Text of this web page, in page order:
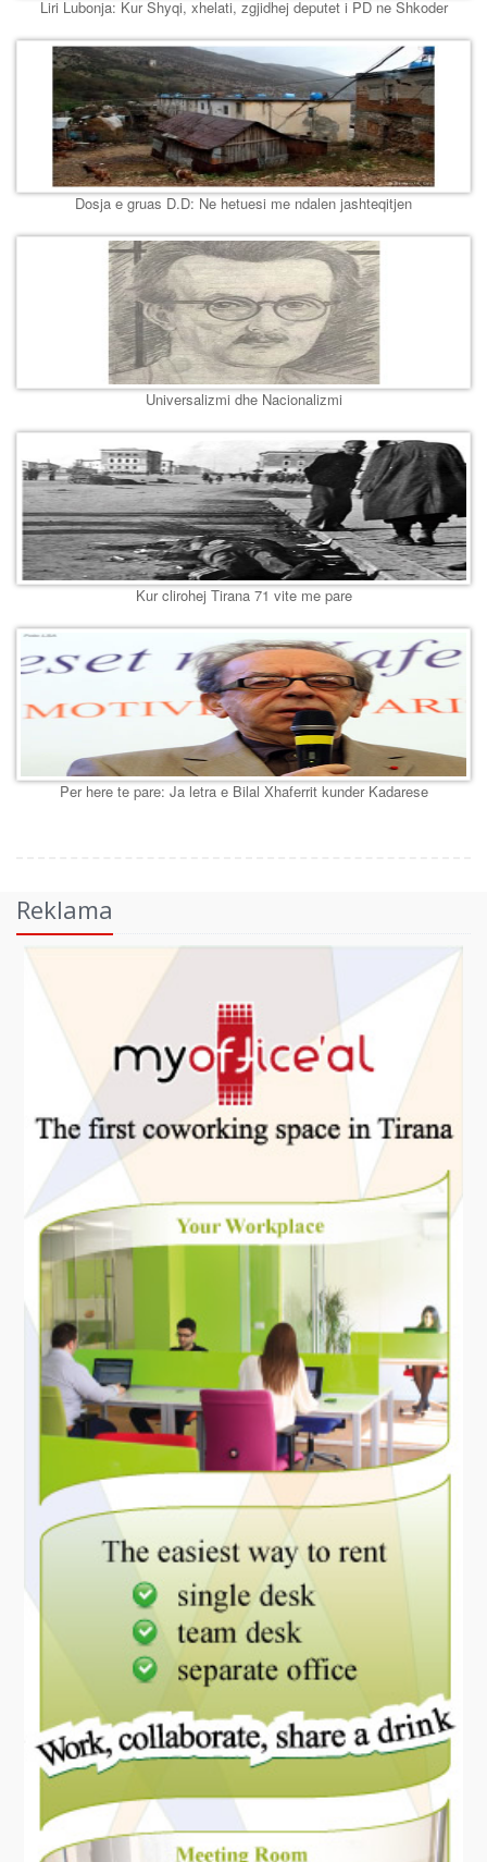
Liri Lubonja: Kur Shyqi, xhelati, zgjidhej deputet i PD ne Shkoder
Dosja e gruas D.D: Ne hetuesi me ndalen jashteqitjen
Universalizmi dhe Nacionalizmi
Kur clirohej Tirana 71 vite me pare
Per here te pare: Ja letra e Bilal Xhaferrit kunder Kadarese
Reklama